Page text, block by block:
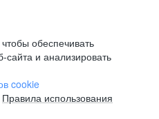
обеспечивать
сайта и анализировать
cookie
Правила использования